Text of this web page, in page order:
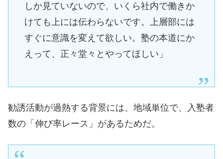
しか見ていないので、いくら社内で働きか
けても上には伝わらないです。上層部には
すぐに意識を変えて欲しい。塾の本道にか
えって、正々堂々とやってほしい」
勧誘活動が過熱する背景には、地域単位で、入塾者
数の「伸び率レース」があるためだ。